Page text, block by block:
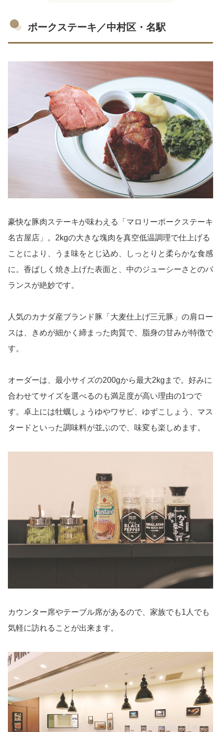
ポークステーキ／中村区・名駅
豪快な豚肉ステーキが味わえる「マロリーポークステーキ
名古屋店」。2kgの大きな塊肉を真空低温調理で仕上げる
ことにより、うま味をとじ込め、しっとりと柔らかな食感
に。香ばしく焼き上げた表面と、中のジューシーさとのバ
ランスが絶妙です。
人気のカナダ産ブランド豚「大麦仕上げ三元豚」の肩ロー
スは、きめが細かく締まった肉質で、脂身の甘みが特徴で
す。
オーダーは、最小サイズの200gから最大2kgまで。好みに
合わせてサイズを選べるのも満足度が高い理由の1つで
す。卓上には牡蠣しょうゆやワサビ、ゆずこしょう、マス
タードといった調味料が並ぶので、味変も楽しめます。
カウンター席やテーブル席があるので、家族でも1人でも
気軽に訪れることが出来ます。